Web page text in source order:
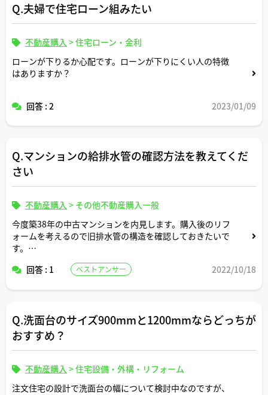
Q.夫婦で住宅ローン組みたい
不動産購入 >住宅ローン・金利
ローンが下りるか心配です。ローンが下りにくい人の特徴
はありますか？
回答 : 2 2023/01/09
Q.マンションの給排水管の確認方法を教えてくだ
さい
不動産購入 > その他不動産購入一般
今度築38年の中古マンションを内見します。購入後のリフ
ォームを考えるので旧排水管の構造を確認しておきたいで
す。
内見時に給排水管が「床スラブ上配管」か「床スラブ貫通
ーム前提だと購入は見送った方が良いですか。
回答 : 1 ベストアンサー 2022/10/18
Q.洗面台のサイズ900mmと1200mmならどっちが
おすすめ？
不動産購入 >住宅設備・外構・リフォーム
注文住宅の設計で洗面台の幅について検討中なのですが、